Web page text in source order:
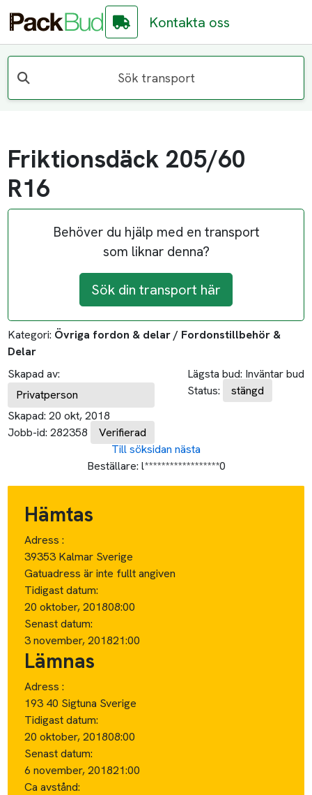
Kontakta oss
Sök transport
Friktionsdäck 205/60
R16
Behöver du hjälp med en transport
som liknar denna?
Sök din transport här
Kategori: Övriga fordon & delar / Fordonstillbehör &
Delar
Skapad av:
Privatperson
Skapad: 20 okt, 2018
Jobb-id: 282358 Verifierad
Lägsta bud: Inväntar bud
Status:
stängd
Till söksidan nästa
Beställare: l******************0
Hämtas
Adress :
39353 Kalmar Sverige
Gatuadress är inte fullt angiven
Tidigast datum:
20 oktober, 201808:00
Senast datum:
3 november, 201821:00
Lämnas
Adress :
193 40 Sigtuna Sverige
Tidigast datum:
20 oktober, 201808:00
Senast datum:
6 november, 201821:00
Ca avstånd: